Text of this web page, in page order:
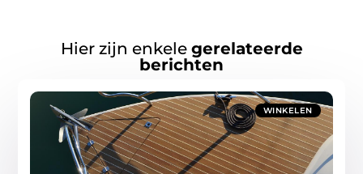
Hier zijn enkele gerelateerde
berichten
WINKELEN